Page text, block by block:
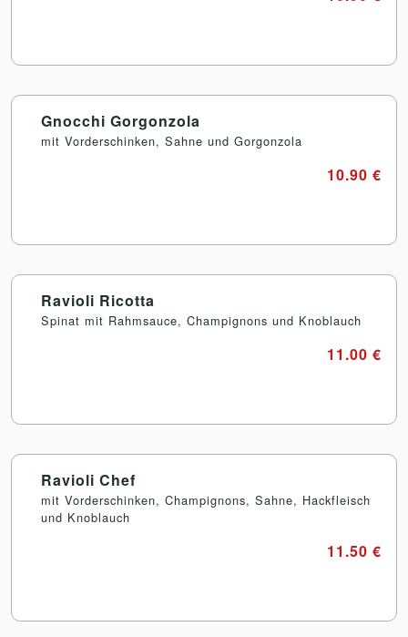
Gnocchi Gorgonzola
mit Vorderschinken, Sahne und Gorgonzola
10.90 €
Ravioli Ricotta
Spinat mit Rahmsauce, Champignons und Knoblauch
11.00 €
Ravioli Chef
mit Vorderschinken, Champignons, Sahne, Hackfleisch
und Knoblauch
11.50 €